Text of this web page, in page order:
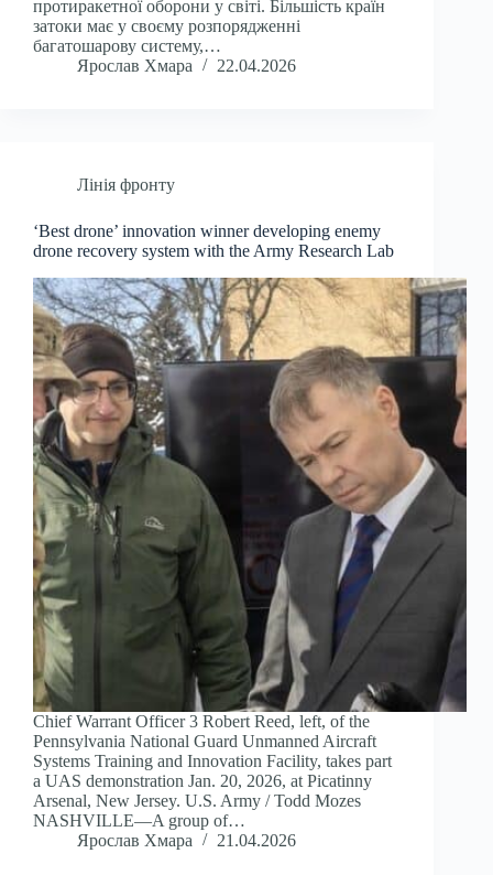
протиракетної оборони у світі. Більшість країн
затоки має у своєму розпорядженні
багатошарову систему,…
Ярослав Хмара
22.04.2026
Лінія фронту
‘Best drone’ innovation winner developing enemy
drone recovery system with the Army Research Lab
Chief Warrant Officer 3 Robert Reed, left, of the
Pennsylvania National Guard Unmanned Aircraft
Systems Training and Innovation Facility, takes part
a UAS demonstration Jan. 20, 2026, at Picatinny
Arsenal, New Jersey. U.S. Army / Todd Mozes
NASHVILLE—A group of…
Ярослав Хмара
21.04.2026